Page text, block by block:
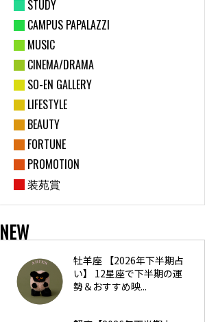
STUDY
CAMPUS PAPALAZZI
MUSIC
CINEMA/DRAMA
SO-EN GALLERY
LIFESTYLE
BEAUTY
FORTUNE
PROMOTION
装苑賞
NEW
牡羊座 【2026年下半期占
い】 12星座で下半期の運
勢＆おすすめ映...